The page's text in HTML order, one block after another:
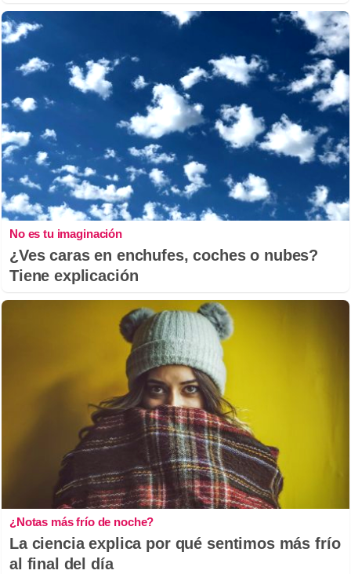
No es tu imaginación
¿Ves caras en enchufes, coches o nubes?
Tiene explicación
¿Notas más frío de noche?
La ciencia explica por qué sentimos más frío
al final del día